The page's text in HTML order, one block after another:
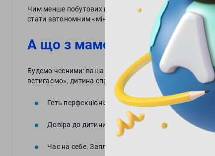
Чим менше побутових проблем у дитини в школі, тим
стати автономним «міні-дорослим».
А що з мамою? Чек-лист
Будемо чесними: ваша тривога передається дитині
встигаємо», дитина сприйматиме школу як зону
Геть перфекціонізм. Перші закарлючки в
Довіра до дитини. Дайте їй право на помилку і на
Час на себе. Заплануйте щось приємне для себе